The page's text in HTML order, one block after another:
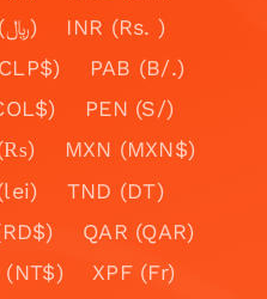
IRR (﷼)
INR (Rs. )
PAB (B/.)
PEN (S/)
MXN (MXN$)
TND (DT)
QAR (QAR)
(NT$)
XPF (Fr)